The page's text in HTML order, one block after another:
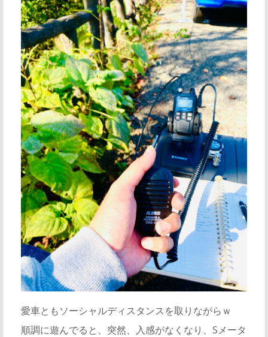
愛車ともソーシャルディスタンスを取りながらｗ
順調に遊んでると、突然、入感がなくなり、Sメータ